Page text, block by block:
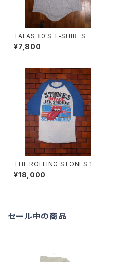
TALAS 80'S T-SHIRTS
¥7,800
THE ROLLING STONES 198
1 TOUR T-SHIRTS “TATTO
O YOU”
¥18,000
セール中の商品